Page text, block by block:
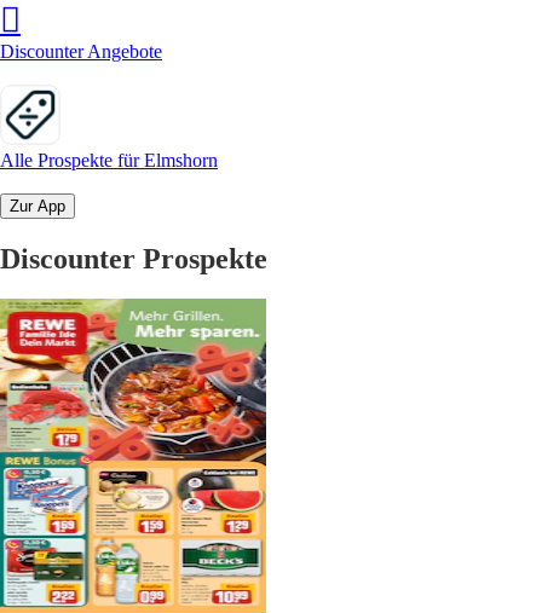
Discounter Angebote
Alle Prospekte für Elmshorn
Zur App
Discounter Prospekte